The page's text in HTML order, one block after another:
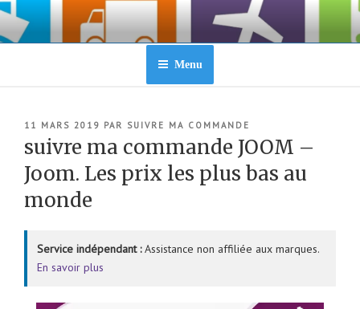
Aller
contenu
Menu
PUBLIÉ
11 MARS 2019 PAR SUIVRE MA COMMANDE
suivre ma commande JOOM –
Joom. Les prix les plus bas au
monde
Service indépendant :Assistance non affiliée aux marques.
En savoir plus